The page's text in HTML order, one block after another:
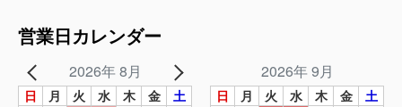
営業日カレンダー
2026年 8月
日 月 火 水 木 金 土
2026年 9月
日 月 火 水 木 金 土